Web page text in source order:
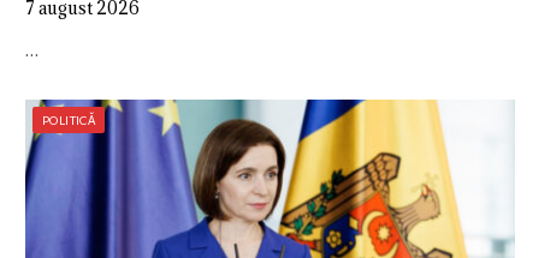
7 august 2026
…
POLITICĂ